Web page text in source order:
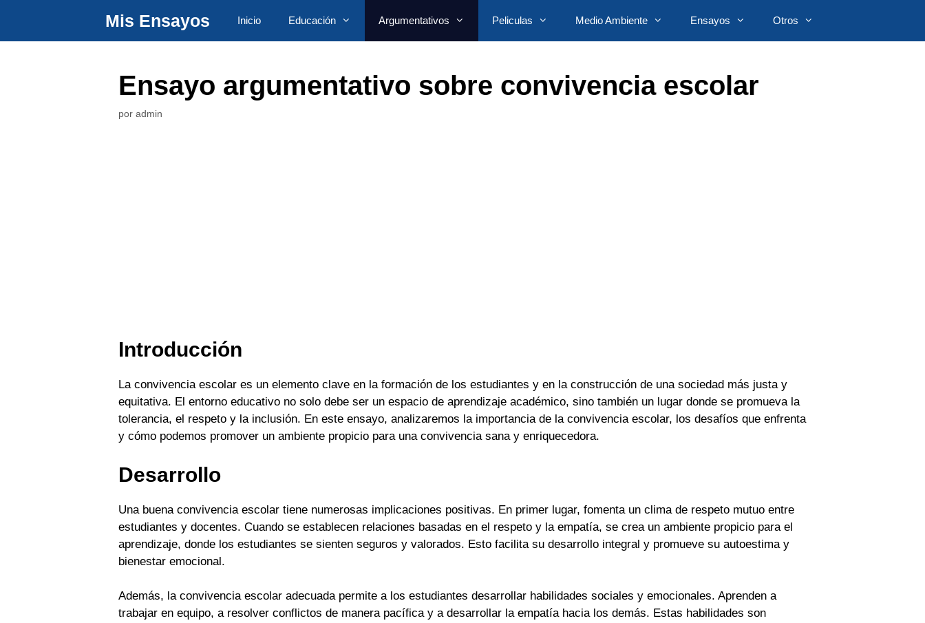
contenido
Mis Ensayos Inicio Educación Argumentativos Peliculas Medio Ambiente Ensayos Otros
Ensayo argumentativo sobre convivencia escolar
por admin
Introducción
La convivencia escolar es un elemento clave en la formación de los estudiantes y en la construcción de una sociedad más justa y
equitativa. El entorno educativo no solo debe ser un espacio de aprendizaje académico, sino también un lugar donde se promueva la
tolerancia, el respeto y la inclusión. En este ensayo, analizaremos la importancia de la convivencia escolar, los desafíos que enfrenta
y cómo podemos promover un ambiente propicio para una convivencia sana y enriquecedora.
Desarrollo
Una buena convivencia escolar tiene numerosas implicaciones positivas. En primer lugar, fomenta un clima de respeto mutuo entre
estudiantes y docentes. Cuando se establecen relaciones basadas en el respeto y la empatía, se crea un ambiente propicio para el
aprendizaje, donde los estudiantes se sienten seguros y valorados. Esto facilita su desarrollo integral y promueve su autoestima y
bienestar emocional.
Además, la convivencia escolar adecuada permite a los estudiantes desarrollar habilidades sociales y emocionales. Aprenden a
trabajar en equipo, a resolver conflictos de manera pacífica y a desarrollar la empatía hacia los demás. Estas habilidades son